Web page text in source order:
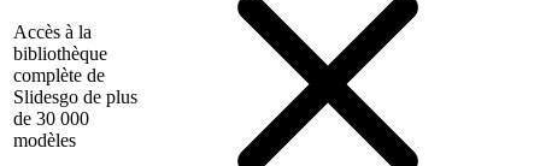
Accès à la
bibliothèque
complète de
Slidesgo de plus
de 30 000
modèles